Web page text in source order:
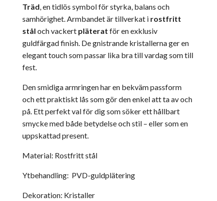
Träd, en tidlös symbol för styrka, balans och
samhörighet. Armbandet är tillverkat i rostfritt
stål och vackert pläterat för en exklusiv
guldfärgad finish. De gnistrande kristallerna ger en
elegant touch som passar lika bra till vardag som till
fest.
Den smidiga armringen har en bekväm passform
och ett praktiskt lås som gör den enkel att ta av och
på. Ett perfekt val för dig som söker ett hållbart
smycke med både betydelse och stil – eller som en
uppskattad present.
Material: Rostfritt stål
Ytbehandling: PVD-guldplätering
Dekoration: Kristaller